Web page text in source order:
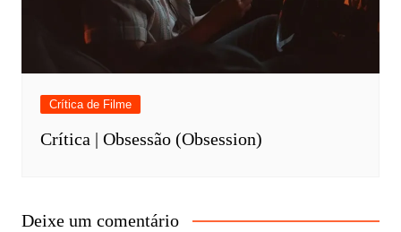
Crítica de Filme
Crítica | Obsessão (Obsession)
Deixe um comentário